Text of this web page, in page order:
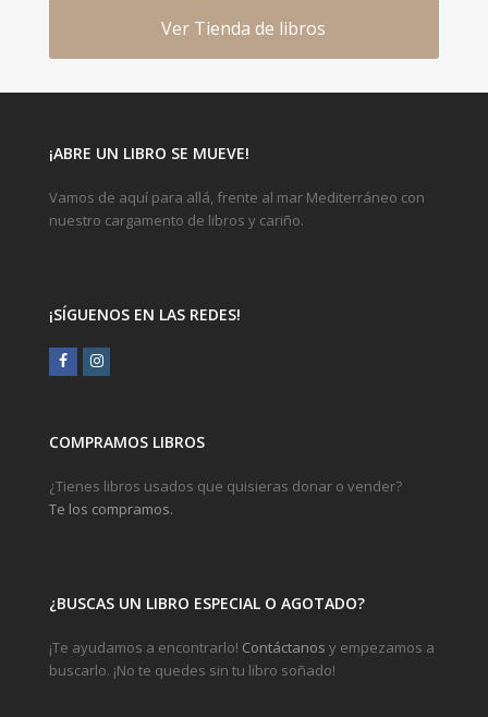
Ver Tienda de libros
¡ABRE UN LIBRO SE MUEVE!
Vamos de aquí para allá, frente al mar Mediterráneo con
nuestro cargamento de libros y cariño.
¡SÍGUENOS EN LAS REDES!
FacebookInstagram
COMPRAMOS LIBROS
¿Tienes libros usados que quisieras donar o vender?
Te los compramos.
¿BUSCAS UN LIBRO ESPECIAL O AGOTADO?
¡Te ayudamos a encontrarlo! Contáctanos y empezamos a
buscarlo. ¡No te quedes sin tu libro soñado!